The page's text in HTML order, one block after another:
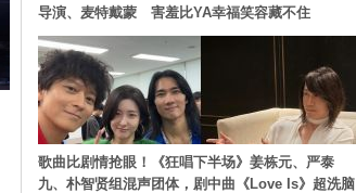
导演、麦特戴蒙 害羞比YA幸福笑容藏不住
歌曲比剧情抢眼！《狂唱下半场》姜栋元、严泰
九、朴智贤组混声团体，剧中曲《Love Is》超洗脑